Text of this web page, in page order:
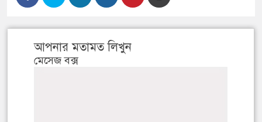
আপনার মতামত লিখুন
মেসেজ বক্স